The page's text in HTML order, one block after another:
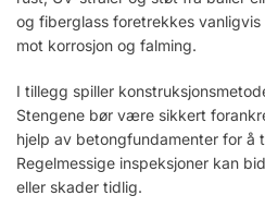
og fiberglass foretrekkes
mot korrosjon og falming.
I tillegg spiller
Stengene bør være sikkert
hjelp av betongfundamenter for å
Regelmessige inspeksjoner kan
eller skader tidlig.